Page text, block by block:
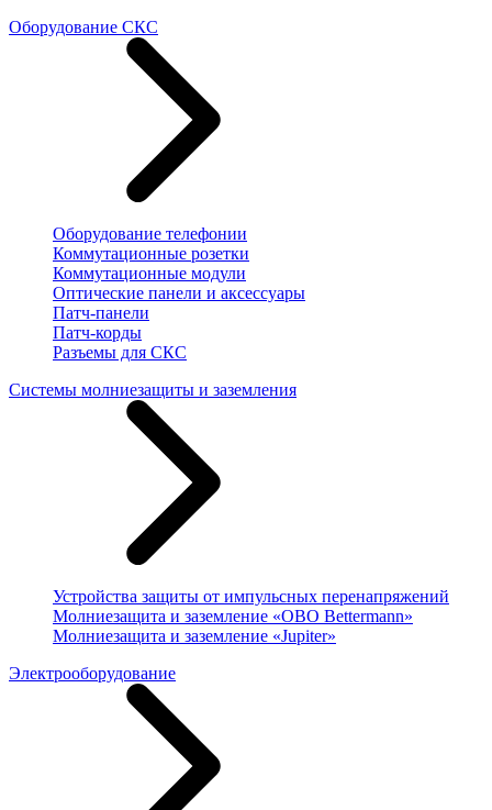
Оборудование СКС
Оборудование телефонии
Коммутационные розетки
Коммутационные модули
Оптические панели и аксессуары
Патч-панели
Патч-корды
Разъемы для СКС
Системы молниезащиты и заземления
Устройства защиты от импульсных перенапряжений
Молниезащита и заземление «OBO Bettermann»
Молниезащита и заземление «Jupiter»
Электрооборудование